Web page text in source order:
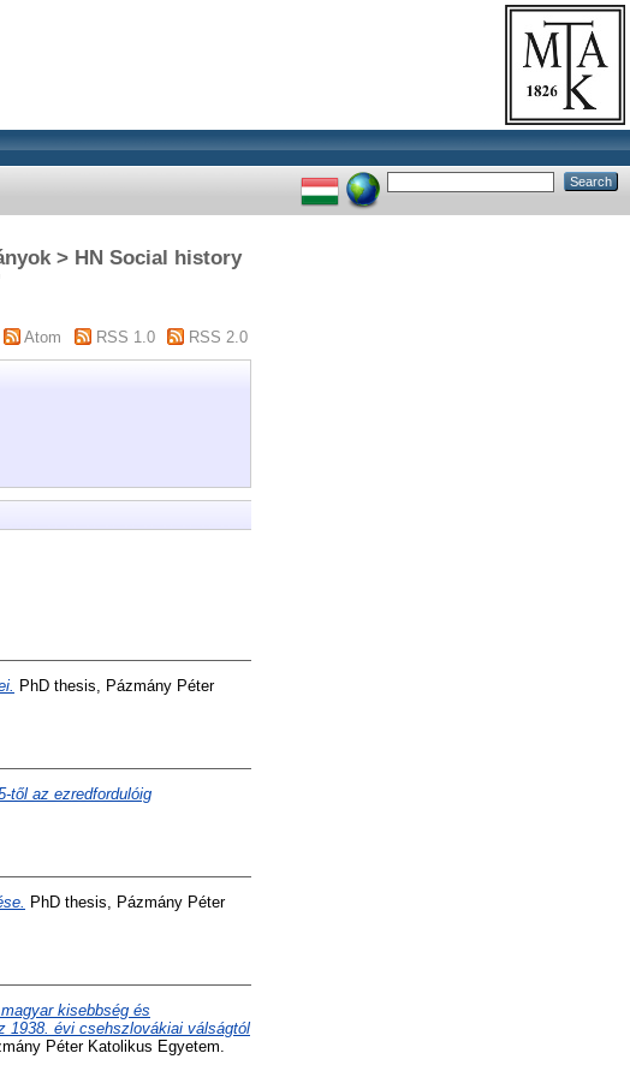
> HN Social history
Atom RSS 1.0 RSS 2.0
PhD thesis, Pázmány Péter
től az ezredfordulóig
PhD thesis, Pázmány Péter
kisebbség és
1938. évi csehszlovákiai válságtól
Péter Katolikus Egyetem.